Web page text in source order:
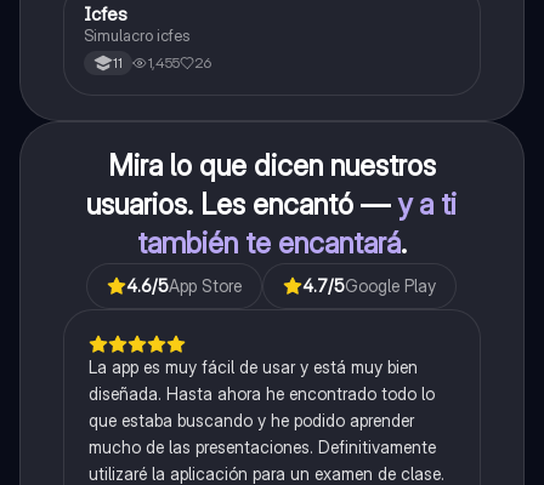
ICFES: Sociales y Ciudadanas
Icfes
Simulacro icfes
11 1,455 26
Mira lo que dicen nuestros
usuarios. Les encantó —y a ti
también te encantará.
4.6/5App Store 4.7/5Google Play
La app es muy fácil de usar y está muy bien
diseñada. Hasta ahora he encontrado todo lo
que estaba buscando y he podido aprender
mucho de las presentaciones. Definitivamente
utilizaré la aplicación para un examen de clase.